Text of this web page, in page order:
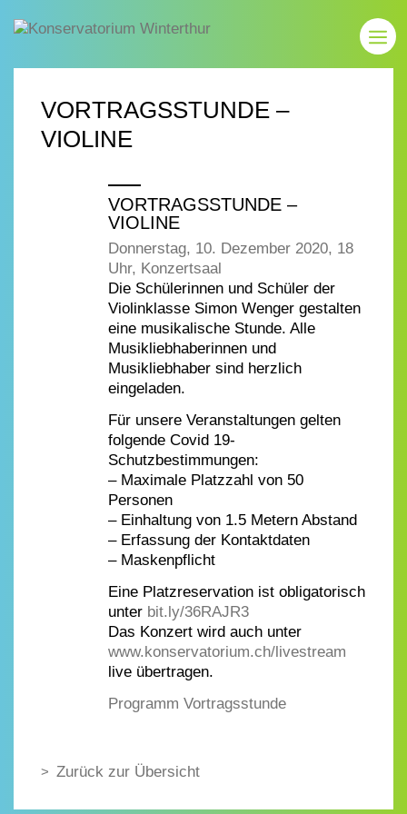
VORTRAGSSTUNDE –
VIOLINE
VORTRAGSSTUNDE –
VIOLINE
Donnerstag, 10. Dezember 2020, 18
Uhr, Konzertsaal
Die Schülerinnen und Schüler der
Violinklasse Simon Wenger gestalten
eine musikalische Stunde. Alle
Musikliebhaberinnen und
Musikliebhaber sind herzlich
eingeladen.
Für unsere Veranstaltungen gelten
folgende Covid 19-
Schutzbestimmungen:
– Maximale Platzzahl von 50
Personen
– Einhaltung von 1.5 Metern Abstand
– Erfassung der Kontaktdaten
– Maskenpflicht
Eine Platzreservation ist obligatorisch
unter bit.ly/36RAJR3
Das Konzert wird auch unter
www.konservatorium.ch/livestream
live übertragen.
Programm Vortragsstunde
Zurück zur Übersicht